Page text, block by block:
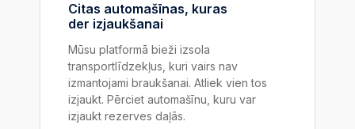
Citas automašīnas, kuras
der izjaukšanai
Mūsu platformā bieži izsola
transportlīdzekļus, kuri vairs nav
izmantojami braukšanai. Atliek vien tos
izjaukt. Pērciet automašīnu, kuru var
izjaukt rezerves daļās.